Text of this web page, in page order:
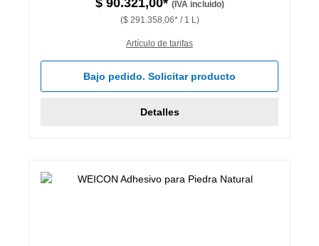
(IVA incluido)
($ 291.358,06* / 1 L)
Artículo de tarifas
Bajo pedido. Solicitar producto
Detalles